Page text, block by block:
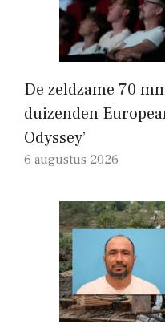
De zeldzame 70
duizenden
Odyssey’
6 augustus 2026